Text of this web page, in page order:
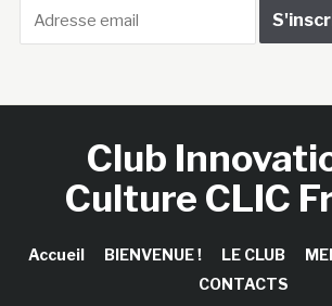
Club
Culture CLIC
Accueil BIENVENUE ! LE CLUB
CONTACTS